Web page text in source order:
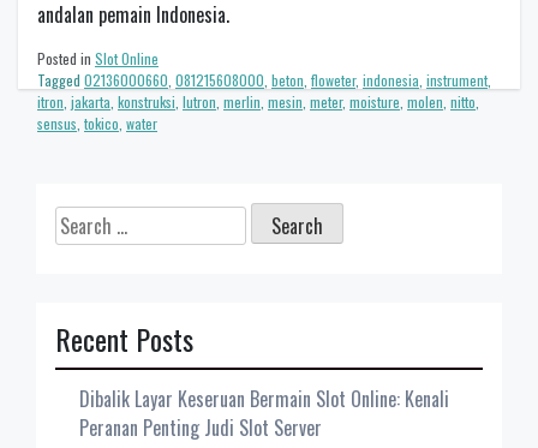
andalan pemain Indonesia.
Posted in Slot Online
Tagged 02136000660 081215608000 beton floweter, indonesia instrument,
itron jakarta konstruksi lutron merlin mesin meter, moisture molen nitto
sensus tokico water
Search
for:
Recent Posts
Dibalik Layar Keseruan Bermain Slot Online: Kenali
Peranan Penting Judi Slot Server